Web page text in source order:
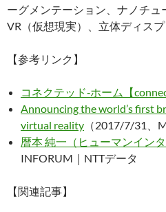
ーグメンテーション、ナノチュ
VR（仮想現実）、立体ディスプ
【参考リンク】
コネクテッド‐ホーム【
Announcing the world’s first
virtual reality （2017/7/31、
暦本 純一（ヒューマンイン
INFORUM｜NTTデータ
【関連記事】